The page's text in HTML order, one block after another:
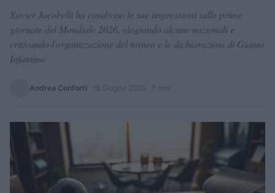
Xavier Jacobelli ha condiviso le sue impressioni sulle prime
giornate del Mondiale 2026, elogiando alcune nazionali e
criticando l'organizzazione del torneo e le dichiarazioni di Gianni
Infantino.
Andrea Conforti 18 Giugno 2026 · 3 min